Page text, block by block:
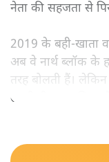
बजट पेश करने उठीं तो
नएपन के सिर्फ़
उनकी प्रस्तुति
एक ऐसे व्यक्ति की
नेता की सहजता से